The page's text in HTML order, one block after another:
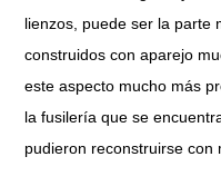
lienzos, puede ser la parte
construidos con aparejo
este aspecto mucho más
la fusilería que se
pudieron reconstruirse con